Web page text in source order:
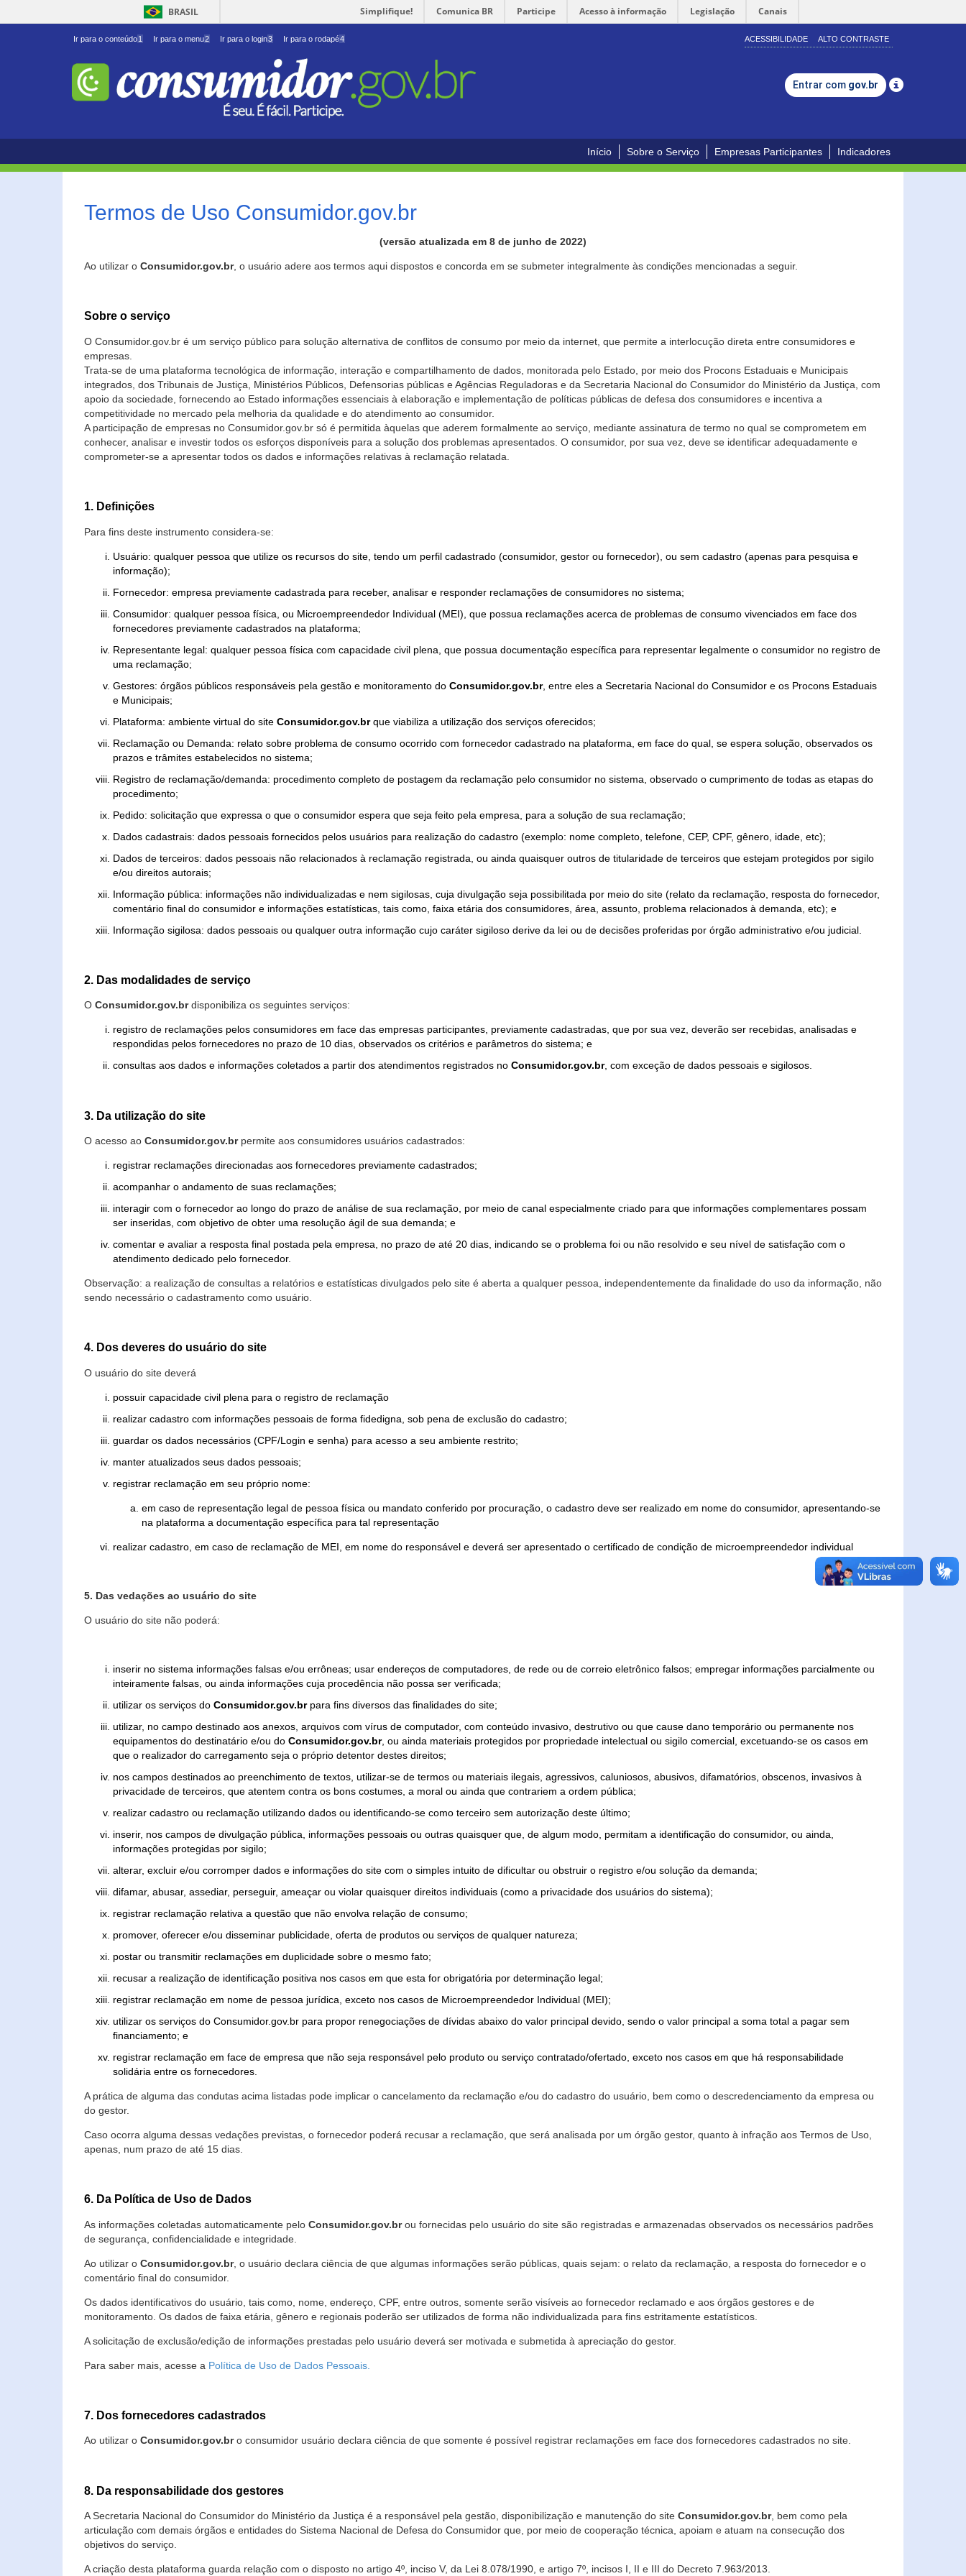
BRASIL Simplifique! Comunica BR Participe Acesso à informação Legislação Canais
Ir para o conteúdo1 Ir para o menu2 Ir para o login3 Ir para o rodapé4 ACESSIBILIDADE ALTO CONTRASTE
Entrar com gov.br
Início Sobre o Serviço Empresas Participantes Indicadores
Termos de Uso Consumidor.gov.br
(versão atualizada em 8 de junho de 2022)
Ao utilizar o Consumidor.gov.br, o usuário adere aos termos aqui dispostos e concorda em se submeter integralmente às condições mencionadas a seguir.
Sobre o serviço
O Consumidor.gov.br é um serviço público para solução alternativa de conflitos de consumo por meio da internet, que permite a interlocução direta entre consumidores e
empresas.
Trata-se de uma plataforma tecnológica de informação, interação e compartilhamento de dados, monitorada pelo Estado, por meio dos Procons Estaduais e Municipais
integrados, dos Tribunais de Justiça, Ministérios Públicos, Defensorias públicas e Agências Reguladoras e da Secretaria Nacional do Consumidor do Ministério da Justiça, com
apoio da sociedade, fornecendo ao Estado informações essenciais à elaboração e implementação de políticas públicas de defesa dos consumidores e incentiva a
competitividade no mercado pela melhoria da qualidade e do atendimento ao consumidor.
A participação de empresas no Consumidor.gov.br só é permitida àquelas que aderem formalmente ao serviço, mediante assinatura de termo no qual se comprometem em
conhecer, analisar e investir todos os esforços disponíveis para a solução dos problemas apresentados. O consumidor, por sua vez, deve se identificar adequadamente e
comprometer-se a apresentar todos os dados e informações relativas à reclamação relatada.
1. Definições
Para fins deste instrumento considera-se:
Usuário: qualquer pessoa que utilize os recursos do site, tendo um perfil cadastrado (consumidor, gestor ou fornecedor), ou sem cadastro (apenas para pesquisa e
informação);
Fornecedor: empresa previamente cadastrada para receber, analisar e responder reclamações de consumidores no sistema;
Consumidor: qualquer pessoa física, ou Microempreendedor Individual (MEI), que possua reclamações acerca de problemas de consumo vivenciados em face dos
fornecedores previamente cadastrados na plataforma;
Representante legal: qualquer pessoa física com capacidade civil plena, que possua documentação específica para representar legalmente o consumidor no registro de
uma reclamação;
Gestores: órgãos públicos responsáveis pela gestão e monitoramento do Consumidor.gov.br, entre eles a Secretaria Nacional do Consumidor e os Procons Estaduais
e Municipais;
Plataforma: ambiente virtual do site Consumidor.gov.brque viabiliza a utilização dos serviços oferecidos;
Reclamação ou Demanda: relato sobre problema de consumo ocorrido com fornecedor cadastrado na plataforma, em face do qual, se espera solução, observados os
prazos e trâmites estabelecidos no sistema;
Registro de reclamação/demanda: procedimento completo de postagem da reclamação pelo consumidor no sistema, observado o cumprimento de todas as etapas do
procedimento;
Pedido: solicitação que expressa o que o consumidor espera que seja feito pela empresa, para a solução de sua reclamação;
Dados cadastrais: dados pessoais fornecidos pelos usuários para realização do cadastro (exemplo: nome completo, telefone, CEP, CPF, gênero, idade, etc);
Dados de terceiros: dados pessoais não relacionados à reclamação registrada, ou ainda quaisquer outros de titularidade de terceiros que estejam protegidos por sigilo
e/ou direitos autorais;
Informação pública: informações não individualizadas e nem sigilosas, cuja divulgação seja possibilitada por meio do site (relato da reclamação, resposta do fornecedor,
comentário final do consumidor e informações estatísticas, tais como, faixa etária dos consumidores, área, assunto, problema relacionados à demanda, etc); e
Informação sigilosa: dados pessoais ou qualquer outra informação cujo caráter sigiloso derive da lei ou de decisões proferidas por órgão administrativo e/ou judicial.
2. Das modalidades de serviço
O Consumidor.gov.brdisponibiliza os seguintes serviços:
registro de reclamações pelos consumidores em face das empresas participantes, previamente cadastradas, que por sua vez, deverão ser recebidas, analisadas e
respondidas pelos fornecedores no prazo de 10 dias, observados os critérios e parâmetros do sistema; e
consultas aos dados e informações coletados a partir dos atendimentos registrados no Consumidor.gov.br, com exceção de dados pessoais e sigilosos.
3. Da utilização do site
O acesso ao Consumidor.gov.brpermite aos consumidores usuários cadastrados:
registrar reclamações direcionadas aos fornecedores previamente cadastrados;
acompanhar o andamento de suas reclamações;
interagir com o fornecedor ao longo do prazo de análise de sua reclamação, por meio de canal especialmente criado para que informações complementares possam
ser inseridas, com objetivo de obter uma resolução ágil de sua demanda; e
comentar e avaliar a resposta final postada pela empresa, no prazo de até 20 dias, indicando se o problema foi ou não resolvido e seu nível de satisfação com o
atendimento dedicado pelo fornecedor.
Observação: a realização de consultas a relatórios e estatísticas divulgados pelo site é aberta a qualquer pessoa, independentemente da finalidade do uso da informação, não
sendo necessário o cadastramento como usuário.
4. Dos deveres do usuário do site
O usuário do site deverá
possuir capacidade civil plena para o registro de reclamação
realizar cadastro com informações pessoais de forma fidedigna, sob pena de exclusão do cadastro;
guardar os dados necessários (CPF/Login e senha) para acesso a seu ambiente restrito;
manter atualizados seus dados pessoais;
registrar reclamação em seu próprio nome:
em caso de representação legal de pessoa física ou mandato conferido por procuração, o cadastro deve ser realizado em nome do consumidor, apresentando-se
na plataforma a documentação específica para tal representação
realizar cadastro, em caso de reclamação de MEI, em nome do responsável e deverá ser apresentado o certificado de condição de microempreendedor individual
5. Das vedações ao usuário do site
O usuário do site não poderá:
inserir no sistema informações falsas e/ou errôneas; usar endereços de computadores, de rede ou de correio eletrônico falsos; empregar informações parcialmente ou
inteiramente falsas, ou ainda informações cuja procedência não possa ser verificada;
utilizar os serviços do Consumidor.gov.brpara fins diversos das finalidades do site;
utilizar, no campo destinado aos anexos, arquivos com vírus de computador, com conteúdo invasivo, destrutivo ou que cause dano temporário ou permanente nos
equipamentos do destinatário e/ou do Consumidor.gov.br, ou ainda materiais protegidos por propriedade intelectual ou sigilo comercial, excetuando-se os casos em
que o realizador do carregamento seja o próprio detentor destes direitos;
nos campos destinados ao preenchimento de textos, utilizar-se de termos ou materiais ilegais, agressivos, caluniosos, abusivos, difamatórios, obscenos, invasivos à
privacidade de terceiros, que atentem contra os bons costumes, a moral ou ainda que contrariem a ordem pública;
realizar cadastro ou reclamação utilizando dados ou identificando-se como terceiro sem autorização deste último;
inserir, nos campos de divulgação pública, informações pessoais ou outras quaisquer que, de algum modo, permitam a identificação do consumidor, ou ainda,
informações protegidas por sigilo;
alterar, excluir e/ou corromper dados e informações do site com o simples intuito de dificultar ou obstruir o registro e/ou solução da demanda;
difamar, abusar, assediar, perseguir, ameaçar ou violar quaisquer direitos individuais (como a privacidade dos usuários do sistema);
registrar reclamação relativa a questão que não envolva relação de consumo;
promover, oferecer e/ou disseminar publicidade, oferta de produtos ou serviços de qualquer natureza;
postar ou transmitir reclamações em duplicidade sobre o mesmo fato;
recusar a realização de identificação positiva nos casos em que esta for obrigatória por determinação legal;
registrar reclamação em nome de pessoa jurídica, exceto nos casos de Microempreendedor Individual (MEI);
utilizar os serviços do Consumidor.gov.br para propor renegociações de dívidas abaixo do valor principal devido, sendo o valor principal a soma total a pagar sem
financiamento; e
registrar reclamação em face de empresa que não seja responsável pelo produto ou serviço contratado/ofertado, exceto nos casos em que há responsabilidade
solidária entre os fornecedores.
A prática de alguma das condutas acima listadas pode implicar o cancelamento da reclamação e/ou do cadastro do usuário, bem como o descredenciamento da empresa ou
do gestor.
Caso ocorra alguma dessas vedações previstas, o fornecedor poderá recusar a reclamação, que será analisada por um órgão gestor, quanto à infração aos Termos de Uso,
apenas, num prazo de até 15 dias.
6. Da Política de Uso de Dados
As informações coletadas automaticamente pelo Consumidor.gov.brou fornecidas pelo usuário do site são registradas e armazenadas observados os necessários padrões
de segurança, confidencialidade e integridade.
Ao utilizar o Consumidor.gov.br, o usuário declara ciência de que algumas informações serão públicas, quais sejam: o relato da reclamação, a resposta do fornecedor e o
comentário final do consumidor.
Os dados identificativos do usuário, tais como, nome, endereço, CPF, entre outros, somente serão visíveis ao fornecedor reclamado e aos órgãos gestores e de
monitoramento. Os dados de faixa etária, gênero e regionais poderão ser utilizados de forma não individualizada para fins estritamente estatísticos.
A solicitação de exclusão/edição de informações prestadas pelo usuário deverá ser motivada e submetida à apreciação do gestor.
Para saber mais, acesse a Política de Uso de Dados Pessoais.
7. Dos fornecedores cadastrados
Ao utilizar o Consumidor.gov.bro consumidor usuário declara ciência de que somente é possível registrar reclamações em face dos fornecedores cadastrados no site.
8. Da responsabilidade dos gestores
A Secretaria Nacional do Consumidor do Ministério da Justiça é a responsável pela gestão, disponibilização e manutenção do site Consumidor.gov.br, bem como pela
articulação com demais órgãos e entidades do Sistema Nacional de Defesa do Consumidor que, por meio de cooperação técnica, apoiam e atuam na consecução dos
objetivos do serviço.
A criação desta plataforma guarda relação com o disposto no artigo 4º, inciso V, da Lei 8.078/1990, e artigo 7º, incisos I, II e III do Decreto 7.963/2013.